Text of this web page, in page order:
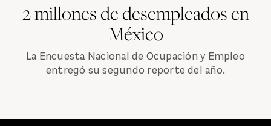
2 millones de desempleados en
México
La Encuesta Nacional de Ocupación y Empleo
entregó su segundo reporte del año.